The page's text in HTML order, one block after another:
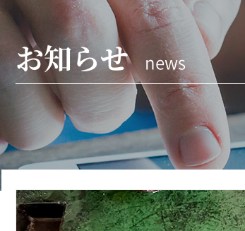
お知らせ news